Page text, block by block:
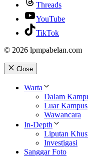
Threads
YouTube
TikTok
© 2026 lpmpabelan.com
Close
Warta
Dalam
Luar Kampus
Wawancara
In-Depth
Liputan
Investigasi
Sanggar Foto